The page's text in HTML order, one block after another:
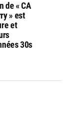
de « CA
» est
et
30s